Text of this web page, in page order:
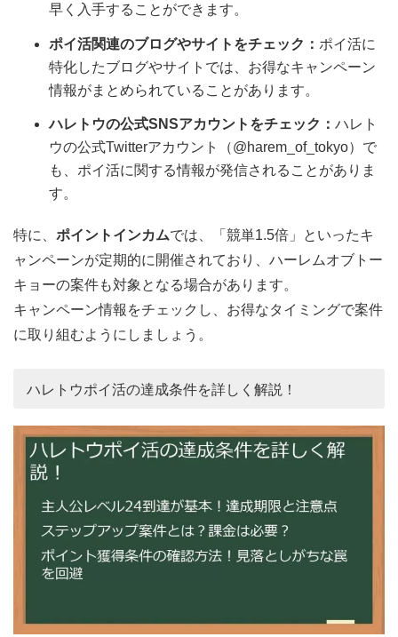
早く入手することができます。
ポイ活関連のブログやサイトをチェック： ポイ活に
特化したブログやサイトでは、お得なキャンペーン
情報がまとめられていることがあります。
ハレトウの公式SNSアカウントをチェック： ハレト
ウの公式Twitterアカウント（@harem_of_tokyo）で
も、ポイ活に関する情報が発信されることがありま
す。
特に、 ポイントインカムでは、「競単1.5倍」といったキ
ャンペーンが定期的に開催されており、ハーレムオブトー
キョーの案件も対象となる場合があります。
キャンペーン情報をチェックし、お得なタイミングで案件
に取り組むようにしましょう。
ハレトウポイ活の達成条件を詳しく解説！